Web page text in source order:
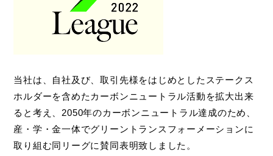
当社は、自社及び、取引先様をはじめとしたステークス
ホルダーを含めたカーボンニュートラル活動を拡大出来
ると考え、2050年のカーボンニュートラル達成のため、
産・学・金一体でグリーントランスフォーメーションに
取り組む同リーグに賛同表明致しました。